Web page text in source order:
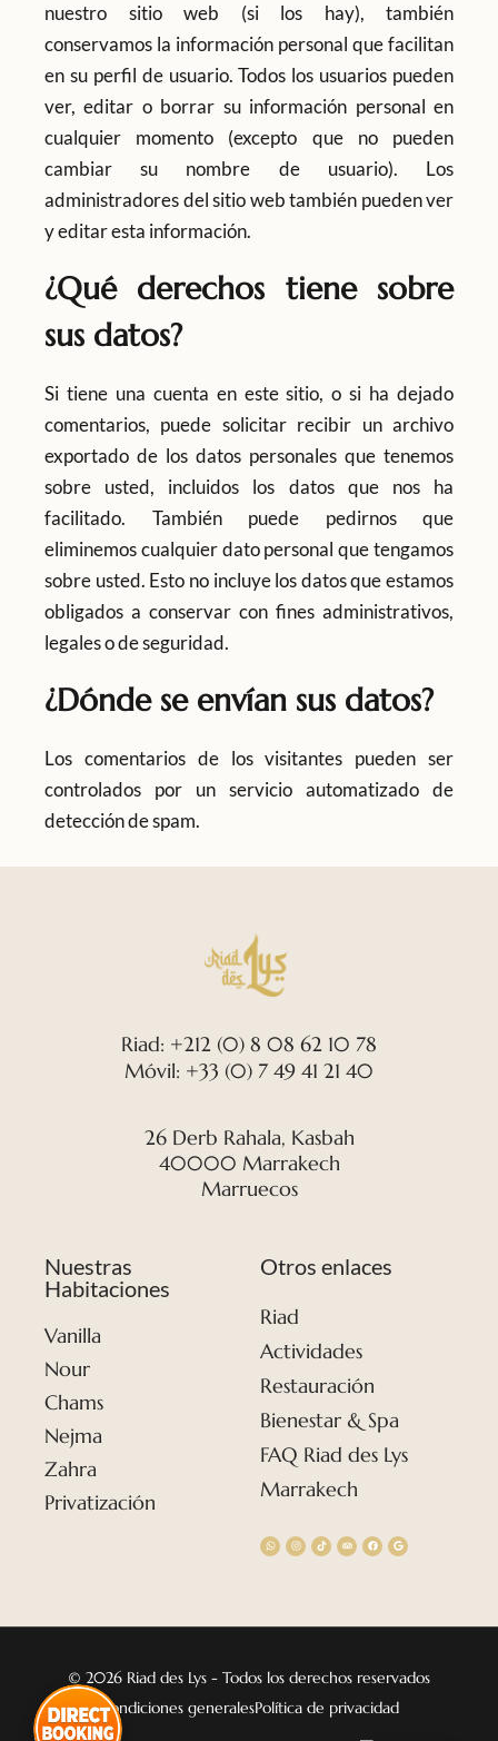
nuestro sitio web (si los hay), también
conservamos la información personal que facilitan
en su perfil de usuario. Todos los usuarios pueden
ver, editar o borrar su información personal en
cualquier momento (excepto que no pueden
cambiar su nombre de usuario). Los
administradores del sitio web también pueden ver
y editar esta información.
¿Qué derechos tiene sobre
sus datos?
Si tiene una cuenta en este sitio, o si ha dejado
comentarios, puede solicitar recibir un archivo
exportado de los datos personales que tenemos
sobre usted, incluidos los datos que nos ha
facilitado. También puede pedirnos que
eliminemos cualquier dato personal que tengamos
sobre usted. Esto no incluye los datos que estamos
obligados a conservar con fines administrativos,
legales o de seguridad.
¿Dónde se envían sus datos?
Los comentarios de los visitantes pueden ser
controlados por un servicio automatizado de
detección de spam.
Riad: +212 (0) 8 08 62 10 78
Móvil: +33 (0) 7 49 41 21 40
26 Derb Rahala, Kasbah
40000 Marrakech
Marruecos
Nuestras
Habitaciones
Vanilla
Nour
Chams
Nejma
Zahra
Privatización
Otros enlaces
Riad
Actividades
Restauración
Bienestar & Spa
FAQ Riad des Lys
Marrakech
© 2026 Riad des Lys - Todos los derechos reservados
Condiciones generalesPolítica de privacidad